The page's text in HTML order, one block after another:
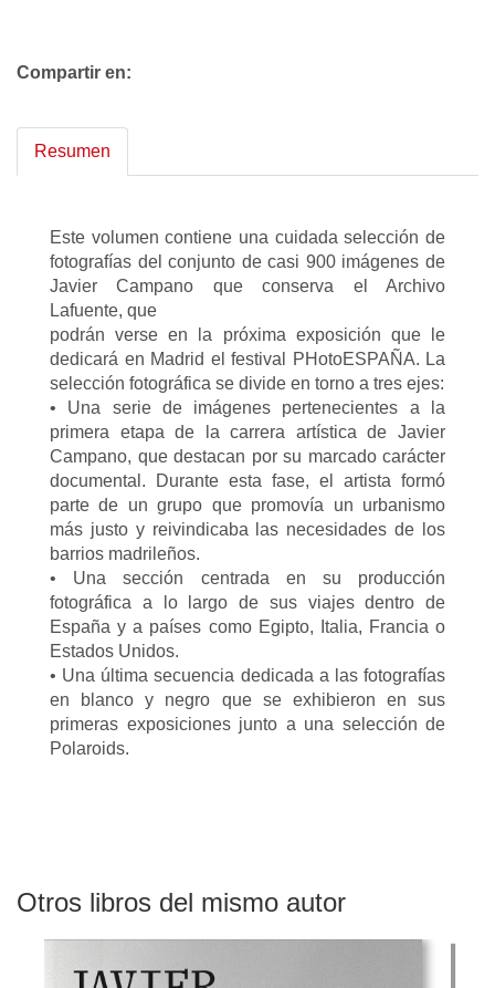
Compartir en:
Resumen
Este volumen contiene una cuidada selección de
fotografías del conjunto de casi 900 imágenes de
Javier Campano que conserva el Archivo
Lafuente, que
podrán verse en la próxima exposición que le
dedicará en Madrid el festival PHotoESPAÑA. La
selección fotográfica se divide en torno a tres ejes:
• Una serie de imágenes pertenecientes a la
primera etapa de la carrera artística de Javier
Campano, que destacan por su marcado carácter
documental. Durante esta fase, el artista formó
parte de un grupo que promovía un urbanismo
más justo y reivindicaba las necesidades de los
barrios madrileños.
• Una sección centrada en su producción
fotográfica a lo largo de sus viajes dentro de
España y a países como Egipto, Italia, Francia o
Estados Unidos.
• Una última secuencia dedicada a las fotografías
en blanco y negro que se exhibieron en sus
primeras exposiciones junto a una selección de
Polaroids.
Otros libros del mismo autor